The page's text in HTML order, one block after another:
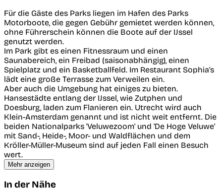
Für die Gäste des Parks liegen im Hafen des Parks
Motorboote, die gegen Gebühr gemietet werden können,
ohne Führerschein können die Boote auf der IJssel
genutzt werden.
Im Park gibt es einen Fitnessraum und einen
Saunabereich, ein Freibad (saisonabhängig), einen
Spielplatz und ein Basketballfeld. Im Restaurant Sophia's
lädt eine große Terrasse zum Verweilen ein.
Aber auch die Umgebung hat einiges zu bieten.
Hansestädte entlang der IJssel, wie Zutphen und
Doesburg, laden zum Flanieren ein. Utrecht wird auch
Klein-Amsterdam genannt und ist nicht weit entfernt. Die
beiden Nationalparks 'Veluwezoom' und 'De Hoge Veluwe'
mit Sand-, Heide-, Moor- und Waldflächen und dem
Kröller-Müller-Museum sind auf jeden Fall einen Besuch
wert.
Mehr anzeigen
In der Nähe